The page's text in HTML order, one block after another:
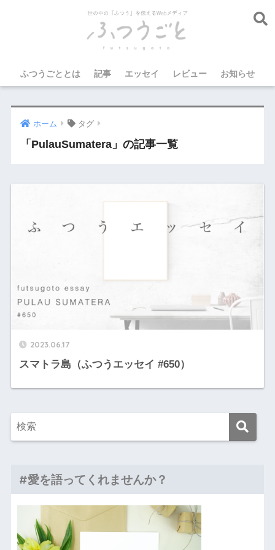
ふつうごととは 記事 エッセイ レビュー お知らせ
ホーム タグ
「PulauSumatera」の記事一覧
2023.06.17
スマトラ島（ふつうエッセイ #650）
#愛を語ってくれませんか？